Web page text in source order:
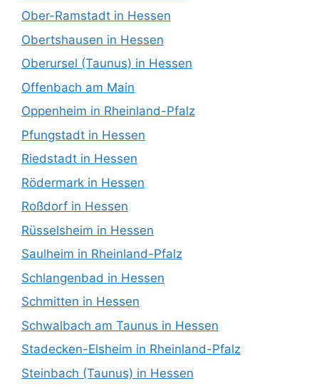
Ober-Ramstadt in Hessen
Obertshausen in Hessen
Oberursel (Taunus) in Hessen
Offenbach am Main
Oppenheim in Rheinland-Pfalz
Pfungstadt in Hessen
Riedstadt in Hessen
Rödermark in Hessen
Roßdorf in Hessen
Rüsselsheim in Hessen
Saulheim in Rheinland-Pfalz
Schlangenbad in Hessen
Schmitten in Hessen
Schwalbach am Taunus in Hessen
Stadecken-Elsheim in Rheinland-Pfalz
Steinbach (Taunus) in Hessen